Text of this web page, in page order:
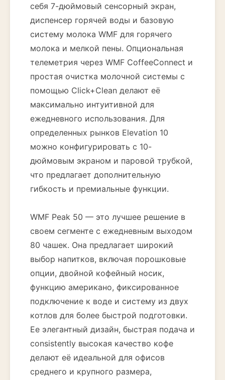
себя 7-дюймовый сенсорный экран,
диспенсер горячей воды и базовую
систему молока WMF для горячего
молока и мелкой пены. Опциональная
телеметрия через WMF CoffeeConnect и
простая очистка молочной системы с
помощью Click+Clean делают её
максимально интуитивной для
ежедневного использования. Для
определенных рынков Elevation 10
можно конфигурировать с 10-
дюймовым экраном и паровой трубкой,
что предлагает дополнительную
гибкость и премиальные функции.
WMF Peak 50 — это лучшее решение в
своем сегменте с ежедневным выходом
80 чашек. Она предлагает широкий
выбор напитков, включая порошковые
опции, двойной кофейный носик,
функцию американо, фиксированное
подключение к воде и систему из двух
котлов для более быстрой подготовки.
Ее элегантный дизайн, быстрая подача и
consistently высокая качество кофе
делают её идеальной для офисов
среднего и крупного размера,